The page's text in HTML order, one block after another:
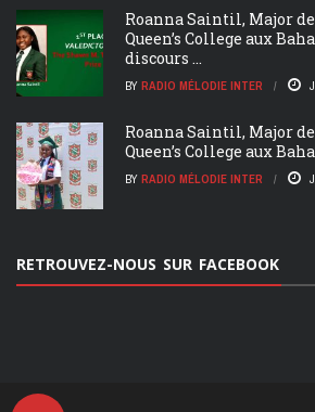
Roanna Saintil, Major
Queen’s College aux
discours ...
BY RADIO MÉLODIE INTER
Roanna Saintil, Major
Queen’s College aux
BY RADIO MÉLODIE INTER
RETROUVEZ-NOUS SUR FACEBOOK